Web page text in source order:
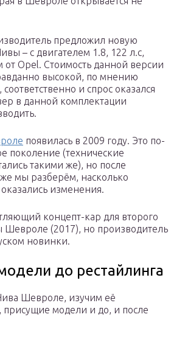
предложил новую
– с двигателем 1.8, 122 л.с,
от Opel. Стоимость данной версии
высокой, по мнению
и спрос оказался
в данной комплектации
появилась в 2009 году. Это по-
поколение (технические
такими же), но после
мы разберём, насколько
изменения.
концепт-кар для второго
Шевроле (2017), но производитель
новинки.
до рестайлинга
Шевроле, изучим её
присущие модели и до, и после